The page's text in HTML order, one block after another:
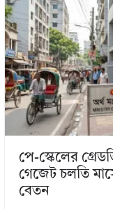
পে-স্কেলের
গেজেট চলতি
বেতন